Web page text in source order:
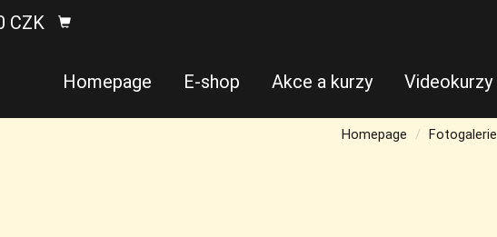
CZK
Homepage E-shop Akce a kurzy Videokurzy
Homepage Fotogalerie